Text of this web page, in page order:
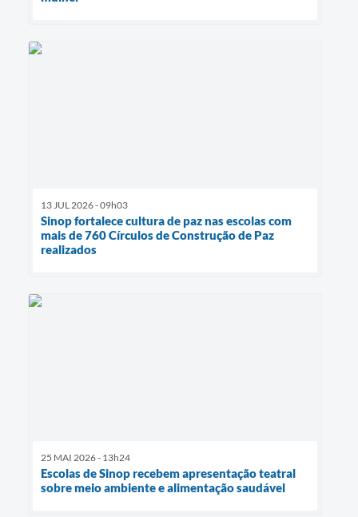
13 JUL 2026 - 09h03
Sinop fortalece cultura de paz nas escolas com
mais de 760 Círculos de Construção de Paz
realizados
25 MAI 2026 - 13h24
Escolas de Sinop recebem apresentação teatral
sobre meio ambiente e alimentação saudável